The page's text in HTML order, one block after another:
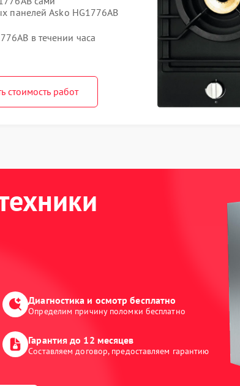
панелей Asko HG1776AB
в течении часа
стоимость работ
Диагностика и осмотр бесплатно
Определим причину поломки бесплатно
Гарантия до 12 месяцев
Составляем договор, предоставляем гарантию